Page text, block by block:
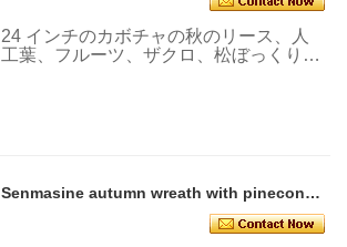
24 インチのカボチャの秋のリース、人
工葉、フルーツ、ザクロ、松ぼっくり、
Senmasine autumn wreath with pinecones Pumpkin Artificial Berries Fall Maple Leaf Thanksgiving hanging Decor - COPY - 0km56b